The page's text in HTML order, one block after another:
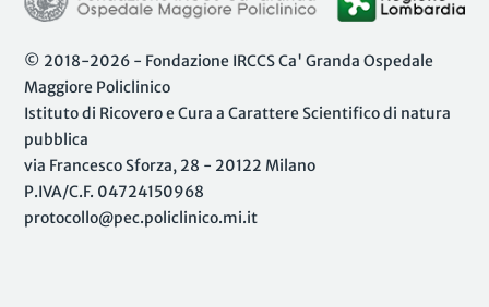
© 2018-2026 - Fondazione IRCCS Ca' Granda Ospedale
Maggiore Policlinico
Istituto di Ricovero e Cura a Carattere Scientifico di natura
pubblica
via Francesco Sforza, 28 - 20122 Milano
P.IVA/C.F. 04724150968
protocollo@pec.policlinico.mi.it